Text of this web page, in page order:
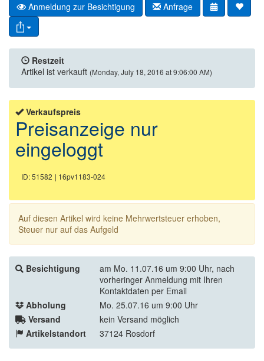
Anmeldung zur Besichtigung Anfrage
Restzeit
Artikel ist verkauft (Monday, July 18, 2016 at 9:06:00 AM)
Verkaufspreis
Preisanzeige nur
eingeloggt
ID: 51582 | 16pv1183-024
Auf diesen Artikel wird keine Mehrwertsteuer erhoben,
Steuer nur auf das Aufgeld
Besichtigung
am Mo. 11.07.16 um 9:00 Uhr, nach
vorheringer Anmeldung mit Ihren
Kontaktdaten per Email
Abholung
Mo. 25.07.16 um 9:00 Uhr
Versand
kein Versand möglich
Artikelstandort
37124 Rosdorf